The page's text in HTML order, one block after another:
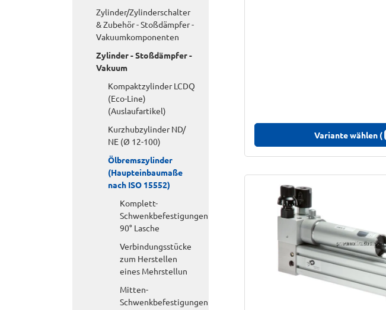
Zylinder/Zylinderschalter
& Zubehör - Stoßdämpfer -
Vakuumkomponenten
Zylinder - Stoßdämpfer -
Vakuum
Kompaktzylinder LCDQ
(Eco-Line)
(Auslaufartikel)
Kurzhubzylinder ND/
NE (Ø 12-100)
Ölbremszylinder
(Haupteinbaumaße
nach ISO 15552)
Komplett-
Schwenkbefestigungen
90° Lasche
Verbindungsstücke
zum Herstellen
eines Mehrstellun
Mitten-
Schwenkbefestigungen
Variante wählen (